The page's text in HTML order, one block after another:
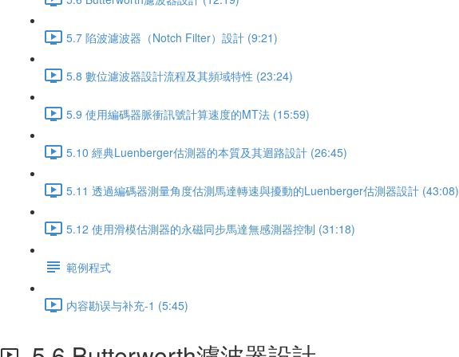
5.7 陷波濾波器（Notch Filter）設計 (9:21)
5.8 數位濾波器設計流程及其頻域特性 (23:24)
5.9 使用編碼器脈衝訊號計算速度的MT法 (15:59)
5.10 經典Luenberger估測器的本質及其迴路設計 (26:45)
5.11 透過編碼器測量角度估測馬達轉速與擾動的Luenberger估測器設計 (43:08)
5.12 使用滑模估測器的永磁同步馬達無感測器控制 (31:18)
範例程式
内容勘误与补充-1 (5:45)